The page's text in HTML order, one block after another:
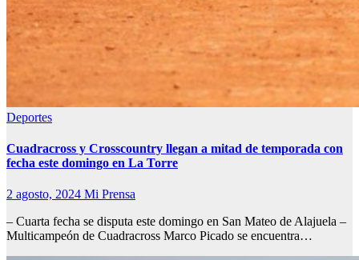
Deportes
Cuadracross y Crosscountry llegan a mitad de temporada con
fecha este domingo en La Torre
2 agosto, 2024 Mi Prensa
– Cuarta fecha se disputa este domingo en San Mateo de Alajuela –
Multicampeón de Cuadracross Marco Picado se encuentra…